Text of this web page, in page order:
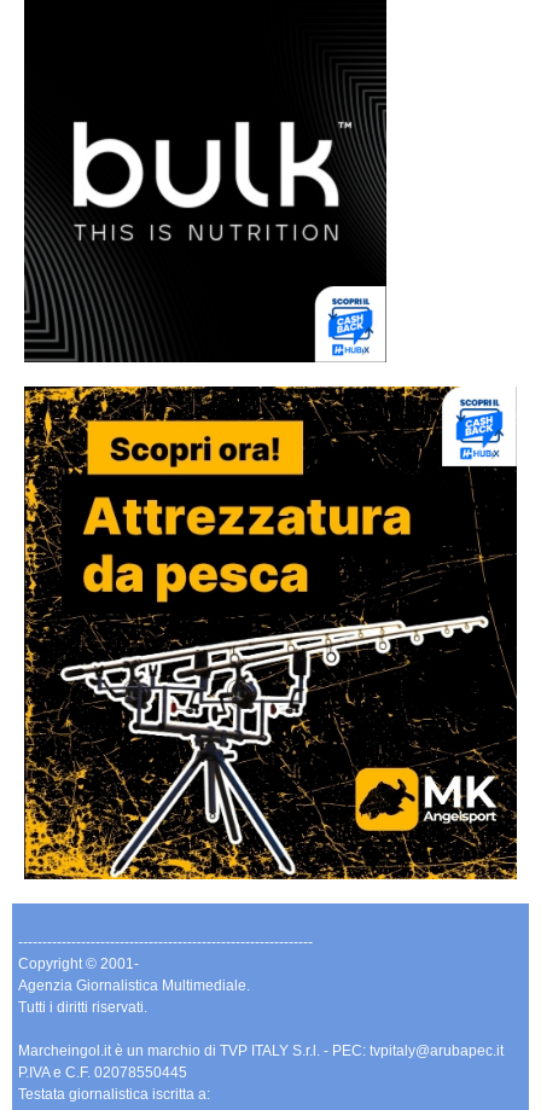
-------------------------------------------------------------
Copyright © 2001-
Agenzia Giornalistica Multimediale.
Tutti i diritti riservati.
Marcheingol.it è un marchio di TVP ITALY S.r.l. - PEC: tvpitaly@arubapec.it
P.IVA e C.F. 02078550445
Testata giornalistica iscritta a: